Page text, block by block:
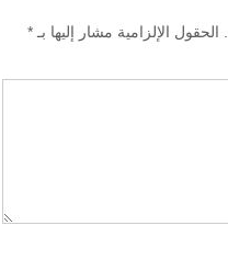
الحقول الإلزامية مشار إليها بـ *